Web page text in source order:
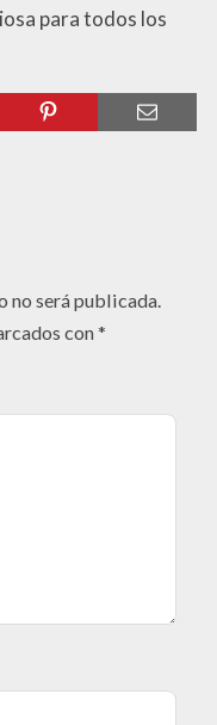
para todos los
no será publicada.
con*